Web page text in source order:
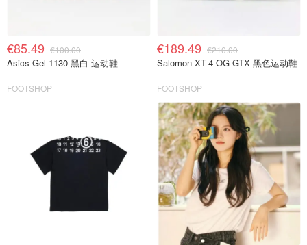
€85.49 €100.00
Asics Gel-1130 黑白 运动鞋
FOOTSHOP
€189.49 €210.00
Salomon XT-4 OG GTX 黑色运动鞋
FOOTSHOP